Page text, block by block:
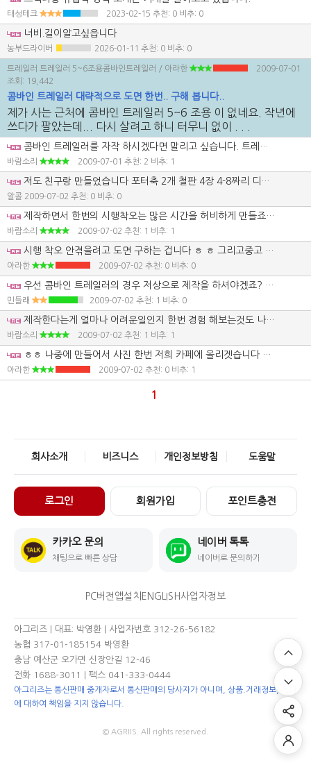
태성테크 2023-02-15 추천: 0 비추: 0
너비.길이알고싶읍니다
농부드라이버 2026-01-11 추천: 0 비추: 0
트레일러 트레일러 5~6조용콤바인트레일러 / 아라한
2009-07-01
조회: 19,442
콤바인 트레일러 대략적으로 도면 한번.. 구해 봅니다..
제가 사는 근처에 콤바인 트레일러 5~6 조용 이 없네요. 작년에
쓰다가 팔았는데... 다시 살려고 하니 터무니 없이 . . .
콤바인 트레일러를 자작 하시겠다면 말리고 싶습니다. 트레일러 중고를 알아보심이 좋을듯 합니다. 제작 한다는게 쉽지만은 않기 때문입니다. 재료비 또한 장난이 아닙니다. 개인적으로 뭐든 잘 만들고 하지만 트레일러는 만들고 싶지 않습니다. 그 이유는 중고를 구입하는게 낫기 때문이며, 꼭 새것을 구입하겠다고 한다면 시간적 여유가 많고 모든 장비들이 있다면 한번쯤 도전해 볼만도 하겠지만 안전성등을 고려 한다면 돈 조금 더 쓰고 제품으로 나온것을 구입하세요.
바람소리 2009-07-01 추천: 2 비추: 1
저도 친구랑 만들었습니다 포터축 2개 철판 4장 4-8짜리 디긋자 형관6개6-7티 고리 9개 철판 3센치짜리 구멍뚤고 트레일러 트랙터 연결 축고리사고 용첩하여 사다리 없는 트레일러 만들면 됩니다 만들때조심해야 할것은 트랙터 90도꺽어도 적재함이 트렉터 뒷다이어에 닫지안케 하세요 재료대는 대략 100-120정도예상하세요 신품 트레일러 200-220정도 하니까 시간있으면 가을까지 천천히 고민하고 생각해가면서 시간을두고 만들어 보세요 용접하기전에 한번더 생각하고 용접하세요 저재함 길이는 포터축일경우 450십정도 하시면 경사가 만만 할겁니다
알콜 2009-07-02 추천: 0 비추: 0
제작하면서 한번의 시행착오는 많은 시간을 허비하게 만들죠. 알콜님의 경우도 시행 착오를 겪으셨나 봅니다. 트랙터와 트레일러 연결시켜주는 오리목이 짧을 경우 트랙터 바퀴와 적재함이 닿게 되고 길 경우 회전반경이 커지는거죠. 용접도 테크식으로 하는 용접은 단단하지 않습니다. 용접도 어느정도 수준급이 되어야 단단한 용접이 가능하며, 각도와 수평도 중요합니다. 한번쯤 해보는것도 나쁘지는 않겠지만 직접 제작을 해보시면 제작일이 얼마나 힘든 일인지 깨닫게 되지 않을까 싶습니다. 자동 호스릴도 하나 만들어야 하는데, 완제품을 구입하면 좋겠지만 돈 문제도 있고 제품으로 나온건 힘이 딸릴것 같아서 직접 만들어야겠는데, 걱정입니다. 사람과 호스릴과 줄다리기 시합을 하면 호스릴이 승리할 정도의 힘이면 되겠지요.
바람소리 2009-07-02 추천: 1 비추: 1
시행 착오 안겪을려고 도면 구하는 겁니다 ㅎ ㅎ 그리고중고 나온거 전화 해봐도 터무니 없이 비싸게 부르네요
아라한 2009-07-02 추천: 0 비추: 0
우선 콤바인 트레일러의 경우 저상으로 제작을 하셔야겠죠? 그래야 상.하차할 때 유리하고, 이동면에서 안전하니까요. 서두에 알콜님께서 자세하게 설명하셨듯이 자재비는 보통 총 그 정도는 들어갑니다. 하지만 일반식이냐? 덤프식이냐에 따라서 가격차이가 좀 나가구여. 알콜님께서 언급하신 트레일러의 경우 일반 트레일러의 경우를 말씀하신 것 같구여...덤프식으로 제작할려면 유압실린더와 가이드붐대가 추가로 들어가겠죠? 그리고 디긋자 형관6개6-7티도 좀더 들어갈 갑니다. 폐차장에서 바퀴(축)포함(250,000)달라 하더군여... 참고로 유압실린더(150,000원), 유압호수와 커플링(35,000원)정도 합니다. 도면은 있으면 좋으나, 없다면 주위에 다른 트레일러보시고 사진과 함께 정확한 칫수 알아봐서 그대로 하시면 될 것 같습니다. 요즘 고철값이 너무 나가서 중고트레일러 가격도 그렇구 만들자니 자재비도 장난이 아니구 .....좀 그렇더군여... 전 6년전에 일반트레일러 제작했었거든요. 만든다는 것도 장난이 아니더군요. 돈도 생각보다 많이 들더라고여 암튼 경험삼아서 만들어 보시는 것도 좋습니다~!^^
민들래 2009-07-02 추천: 1 비추: 0
제작한다는게 얼마나 어려운일인지 한번 경험 해보는것도 나쁘지는 않겠습니다. 제품을 완성했을때 뿌듯함도 있을테고요. 그래도 트레일러는 그렇게 어려운 작업은 아닐것 같습니다. 그렇지만 바퀴는 튼튼한걸로 하세요. 콤바인 중량 때문에 볼트 풀리기도 하더군요. 이왕 만드는것 콤바인 전용 트레일러로 만드세요. 사진도 함께 올려보는것도 나쁘지 않을것 같습니다. 조언 해주실분들도 있을것 같습니다.
바람소리 2009-07-02 추천: 1 비추: 1
ㅎㅎ 나중에 만들어서 사진 한번 저희 카페에 올리겟습니다 ㅎㅎ 다음 농기계사용자 오세요 ㅎㅎ
아라한 2009-07-02 추천: 0 비추: 1
1
회사소개 비즈니스 개인정보방침 도움말
로그인 회원가입 포인트충전
카카오 문의
채팅으로 빠른 상담
네이버 톡톡
네이버로 문의하기
PC버전 앱설치 ENGLISH사업자정보
아그리즈 | 대표: 박영환 | 사업자번호 312-26-56182
농협 317-01-185154 박영환
충남 예산군 오가면 신장안길 12-46
전화 1688-3011
| 팩스 041-333-0444
아그리즈는 통신판매 중개자로서 통신판매의 당사자가 아니며, 상품.거래정보, 거래
에 대하여 책임을 지지 않습니다.
© AGRIIS. All rights reserved.